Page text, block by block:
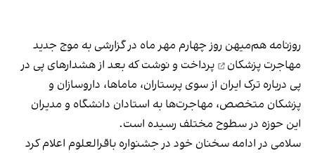
روزنامه هم‌میهن روز چهارم مهر ماه در گزارشی به موج جدید
مهاجرت پزشکان
پرداخت و نوشت که بعد از هشدارهای پی‌ در
پی درباره ترک ایران از سوی پرستاران، ماماها‌، داروسازان و
پزشکان متخصص، مهاجرت‌ها به استادان دانشگاه و مدیران
این حوزه در سطوح مختلف رسیده است.
سلامی در ادامه سخنان خود در جشنواره باقرالعلوم اعلام کرد